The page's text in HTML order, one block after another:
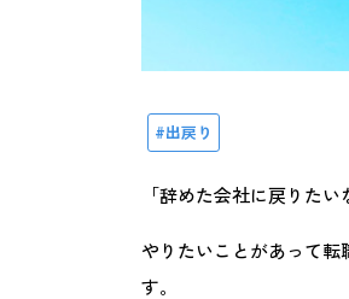
出戻り
「辞めた会社に戻りた
やりたいことがあって
す。